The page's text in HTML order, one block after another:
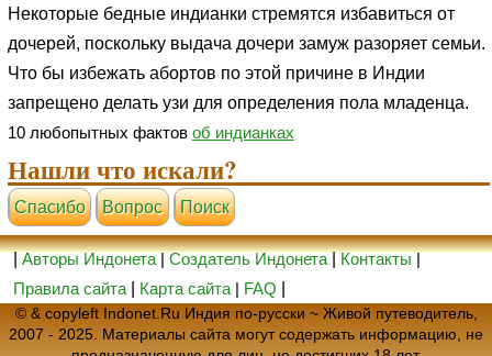
Некоторые бедные индианки стремятся избавиться от
дочерей, поскольку выдача дочери замуж разоряет семьи.
Что бы избежать абортов по этой причине в Индии
запрещено делать узи для определения пола младенца.
10 любопытных фактов об индианках
Нашли что искали?
Cпасибо Вопрос Поиск
|Авторы Индонета|Создатель Индонета|Контакты|
Правила сайта
Карта сайта | FAQ
© & copyleft Indonet.Ru Индия по-русски ~ Живой путеводитель,
2007 - 2025. Материалы сайта могут содержать информацию, не